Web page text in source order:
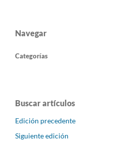
Navegar
Categorías
Buscar artículos
Edición precedente
Siguiente edición